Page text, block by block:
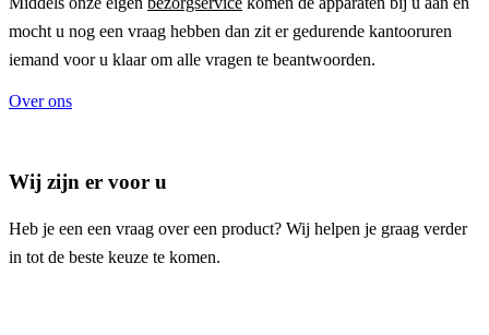
mocht u nog een vraag hebben dan zit er gedurende kantooruren
iemand voor u klaar om alle vragen te beantwoorden.
Over ons
Wij zijn er voor u
Heb je een een vraag over een product? Wij helpen je graag verder
in tot de beste keuze te komen.